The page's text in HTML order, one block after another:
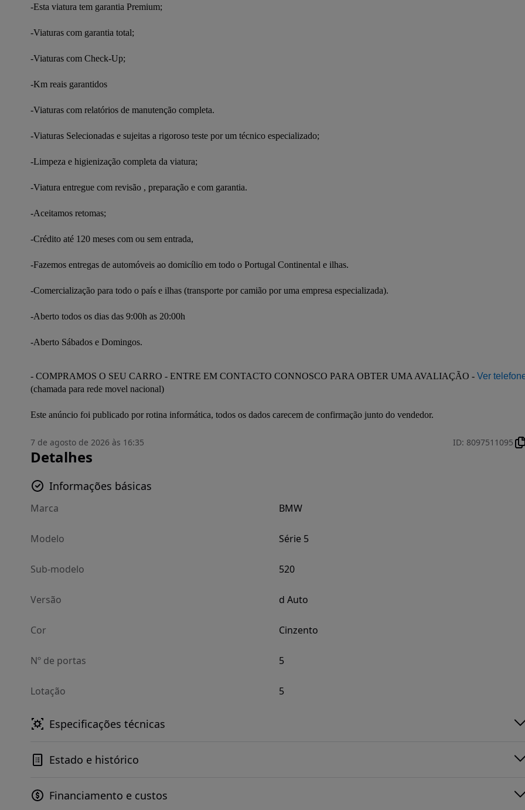
-Esta viatura tem garantia Premium;
-Viaturas com garantia total;
-Viaturas com Check-Up;
-Km reais garantidos
-Viaturas com relatórios de manutenção completa.
-Viaturas Selecionadas e sujeitas a rigoroso teste por um técnico especializado;
-Limpeza e higienização completa da viatura;
-Viatura entregue com revisão , preparação e com garantia.
-Aceitamos retomas;
-Crédito até 120 meses com ou sem entrada,
-Fazemos entregas de automóveis ao domicílio em todo o Portugal Continental e ilhas.
-Comercialização para todo o país e ilhas (transporte por camião por uma empresa especializada).
-Aberto todos os dias das 9:00h as 20:00h
-Aberto Sábados e Domingos.
- COMPRAMOS O SEU CARRO - ENTRE EM CONTACTO CONNOSCO PARA OBTER UMA AVALIAÇÃO - Ver
(chamada para rede movel nacional)
Este anúncio foi publicado por rotina informática, todos os dados carecem de confirmação junto do vendedor.
7 de agosto de 2026 às 16:35 ID: 8097511095
Detalhes
Informações básicas
Marca BMW
Modelo Série 5
Sub-modelo 520
Versão d Auto
Cor Cinzento
Nº de portas 5
Lotação 5
Especificações técnicas
Estado e histórico
Financiamento e custos